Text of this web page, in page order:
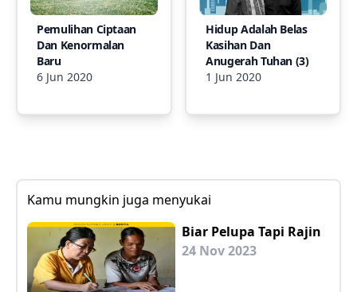
Pemulihan Ciptaan
Dan Kenormalan
Baru
6 Jun 2020
Hidup Adalah Belas
Kasihan Dan
Anugerah Tuhan (3)
1 Jun 2020
Kamu mungkin juga menyukai
Biar Pelupa Tapi Rajin
24 Nov 2023